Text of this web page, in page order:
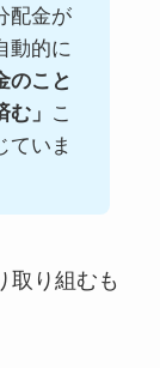
配金が
動的に
のこと
」 こ
ていま
取り組むも